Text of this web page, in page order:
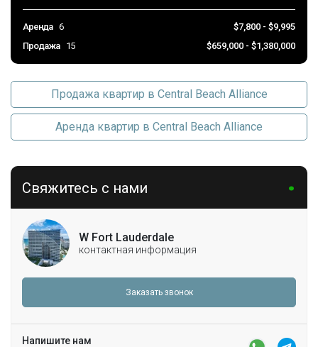
Аренда 6
$7,800 - $9,995
Продажа
15 $659,000 - $1,380,000
Продажа квартир в Central Beach Alliance
Аренда квартир в Central Beach Alliance
Свяжитесь с нами
W Fort Lauderdale
контактная информация
Заказать звонок
Напишите нам